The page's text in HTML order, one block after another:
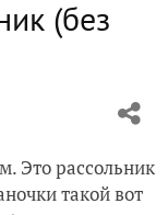
(такой
(без
Это рассольник
такой вот